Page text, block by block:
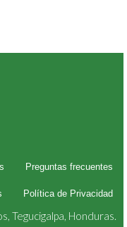
Preguntas frecuentes
Política de Privacidad
Tegucigalpa, Honduras.